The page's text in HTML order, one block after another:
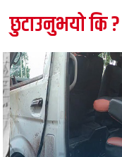
छुटाउनुभयो कि ?